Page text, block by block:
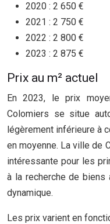
2020 : 2 650 €
2021 : 2 750 €
2022 : 2 800 €
2023 : 2 875 €
Prix au m² actuel
En 2023, le prix
Colomiers se situe
légèrement inférieure à
en moyenne. La ville de
intéressante pour les
à la recherche de biens
dynamique.
Les prix varient en